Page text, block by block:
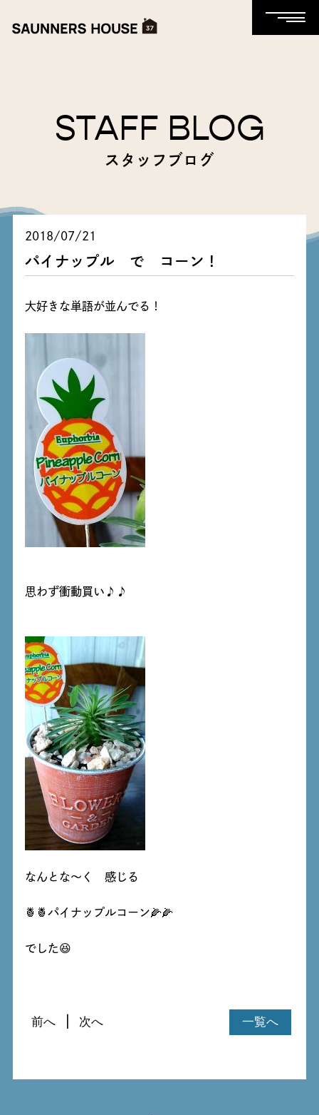
STAFF BLOG
スタッフブログ
2018/07/21
パイナップル で コーン！
大好きな単語が並んでる！
思わず衝動買い♪♪
なんとな～く 感じる
🍍🍍パイナップルコーン🌽🌽
でした😆
一覧へ
前へ 次へ